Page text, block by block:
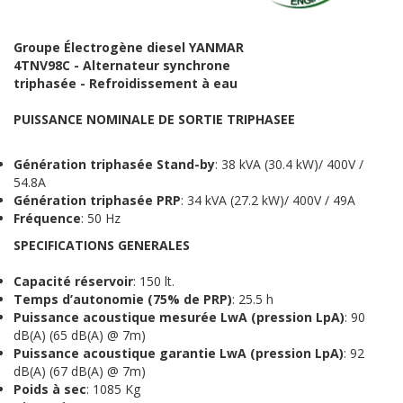
Groupe Électrogène diesel YANMAR
4TNV98C - Alternateur synchrone
triphasée - Refroidissement à eau
PUISSANCE NOMINALE DE SORTIE TRIPHASEE
Génération triphasée Stand-by: 38 kVA (30.4 kW)/ 400V /
54.8A
Génération triphasée PRP: 34 kVA (27.2 kW)/ 400V / 49A
Fréquence: 50 Hz
SPECIFICATIONS GENERALES
Capacité réservoir: 150 lt.
Temps d’autonomie (75% de PRP): 25.5 h
Puissance acoustique mesurée LwA (pression LpA): 90
dB(A) (65 dB(A) @ 7m)
Puissance acoustique garantie LwA (pression LpA): 92
dB(A) (67 dB(A) @ 7m)
Poids à sec: 1085 Kg